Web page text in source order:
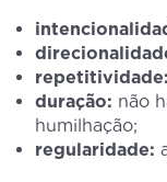
repetitividade:
duração: não
humilhação;
regularidade: